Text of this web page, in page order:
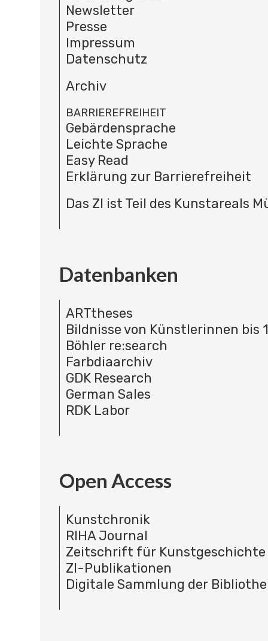
Newsletter
Presse
Impressum
Datenschutz
Archiv
BARRIEREFREIHEIT
Gebärdensprache
Leichte Sprache
Easy Read
Erklärung zur Barrierefreiheit
Das ZI ist Teil des Kunstareals
Datenbanken
ARTtheses
Bildnisse von Künstlerinnen bis
Böhler re:search
Farbdiaarchiv
GDK Research
German Sales
RDK Labor
Open Access
Kunstchronik
RIHA Journal
Zeitschrift für Kunstgeschichte
ZI-Publikationen
Digitale Sammlung der